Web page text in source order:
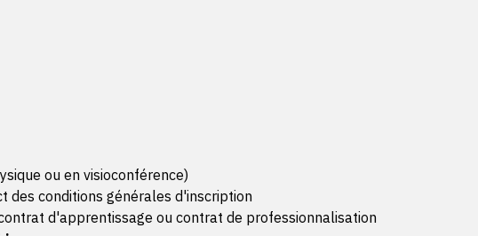
ou en visioconférence)
des conditions générales d'inscription
d'apprentissage ou contrat de professionnalisation